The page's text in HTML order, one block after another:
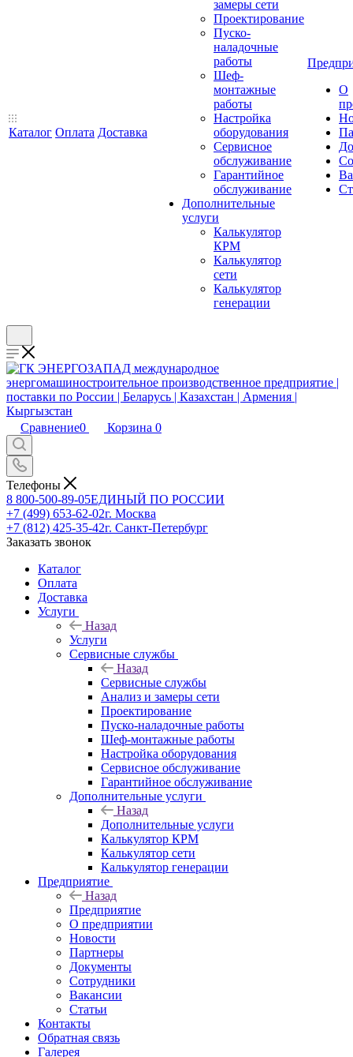
Каталог Оплата Доставка
замеры сети
Проектирование
Пуско-
наладочные
работы
Шеф-
монтажные
работы
Настройка
оборудования
Сервисное
обслуживание
Гарантийное
обслуживание
Дополнительные
услуги
Калькулятор
КРМ
Калькулятор
сети
Калькулятор
генерации
О
Сравнение0 Корзина 0
Телефоны
8 800-500-89-05ЕДИНЫЙ ПО РОССИИ
+7 (499) 653-62-02г. Москва
+7 (812) 425-35-42г. Санкт-Петербург
Заказать звонок
Каталог
Оплата
Доставка
Услуги
Назад
Услуги
Сервисные службы
Назад
Сервисные службы
Анализ и замеры сети
Проектирование
Пуско-наладочные работы
Шеф-монтажные работы
Настройка оборудования
Сервисное обслуживание
Гарантийное обслуживание
Дополнительные услуги
Назад
Дополнительные услуги
Калькулятор КРМ
Калькулятор сети
Калькулятор генерации
Предприятие
Назад
Предприятие
О предприятии
Новости
Партнеры
Документы
Сотрудники
Вакансии
Статьи
Контакты
Обратная связь
Галерея